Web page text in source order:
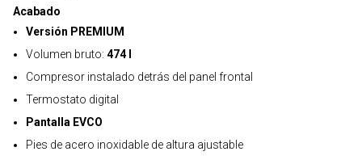
Acabado
Versión PREMIUM
Volumen bruto: 474 l
Compresor instalado detrás del panel frontal
Termostato digital
Pantalla EVCO
Pies de acero inoxidable de altura ajustable